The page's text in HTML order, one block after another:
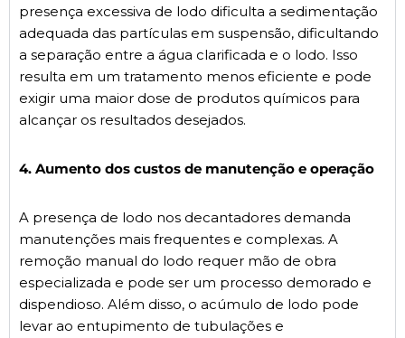
presença excessiva de lodo dificulta a sedimentação
adequada das partículas em suspensão, dificultando
a separação entre a água clarificada e o lodo. Isso
resulta em um tratamento menos eficiente e pode
exigir uma maior dose de produtos químicos para
alcançar os resultados desejados.
4. Aumento dos custos de manutenção e operação
A presença de lodo nos decantadores demanda
manutenções mais frequentes e complexas. A
remoção manual do lodo requer mão de obra
especializada e pode ser um processo demorado e
dispendioso. Além disso, o acúmulo de lodo pode
levar ao entupimento de tubulações e